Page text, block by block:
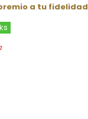
a tu fidelidad